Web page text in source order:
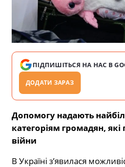
ПІДПИШІТЬСЯ НА НАС В
ДОДАТИ ЗАРАЗ
Допомогу надають
категоріям громадян,
війни
В Україні з’явилася